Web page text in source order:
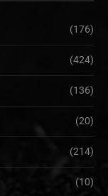
(176)
(424)
(136)
(20)
(214)
(10)